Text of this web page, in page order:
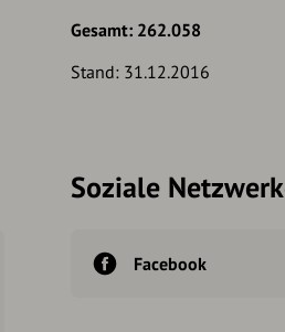
Gesamt: 262.058
Stand: 31.12.2016
Soziale
Facebook